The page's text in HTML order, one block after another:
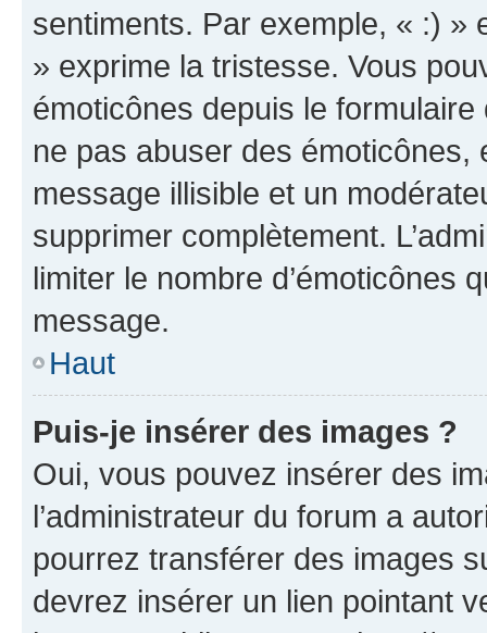
sentiments. Par exemple, « :) »
» exprime la tristesse. Vous
émoticônes depuis le
ne pas abuser des
message illisible et un
supprimer complètement.
limiter le nombre d’émoticônes
message.
Haut
Puis-je insérer des images ?
Oui, vous pouvez insérer des
l’administrateur du forum a
pourrez transférer des images
devrez insérer un lien pointant